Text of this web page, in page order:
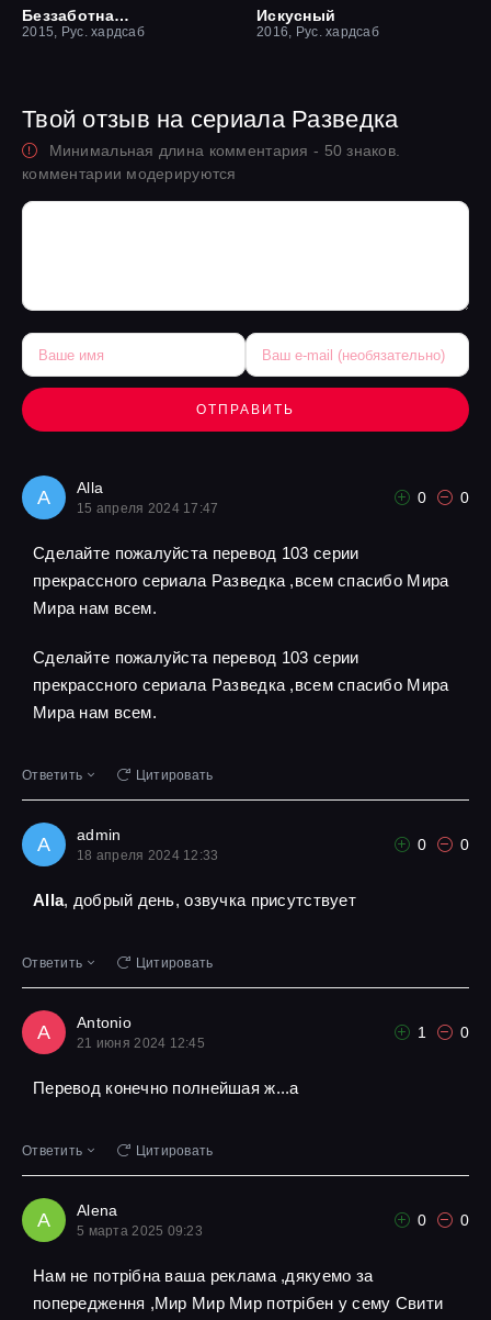
Беззаботная жизнь
2015, Рус. хардсаб
Искусный
2016, Рус. хардсаб
Твой отзыв на сериала Разведка
Минимальная длина комментария - 50 знаков.
комментарии модерируются
ОТПРАВИТЬ
A Alla
15 апреля 2024 17:47
0 0
Сделайте пожалуйста перевод 103 серии
прекрассного сериала Разведка ,всем спасибо Мира
Мира нам всем.
Сделайте пожалуйста перевод 103 серии
прекрассного сериала Разведка ,всем спасибо Мира
Мира нам всем.
Ответить Цитировать
A admin
18 апреля 2024 12:33
0 0
Alla, добрый день, озвучка присутствует
Ответить Цитировать
A Antonio
21 июня 2024 12:45
1 0
Перевод конечно полнейшая ж...а
Ответить Цитировать
A Alena
5 марта 2025 09:23
0 0
Нам не потрібна ваша реклама ,дякуемо за
попередження ,Мир Мир Мир потрібен у сему Свити